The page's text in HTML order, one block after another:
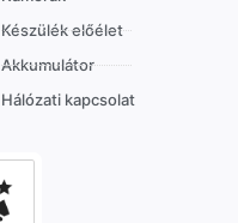
Készülék előélet
Akkumulátor
Hálózati kapcsolat